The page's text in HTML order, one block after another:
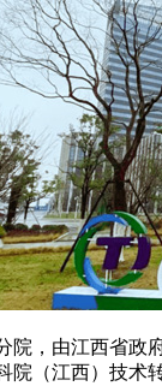
院，由江西省政
院（江西）技术